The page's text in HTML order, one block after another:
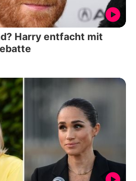
Harry entfacht mit